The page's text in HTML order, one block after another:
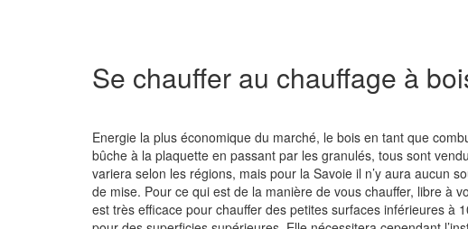
Se chauffer au chauffage à
Energie la plus économique du marché, le bois en tant que
bûche à la plaquette en passant par les granulés, tous sont
variera selon les régions, mais pour la Savoie il n’y aura aucun
de mise. Pour ce qui est de la manière de vous chauffer, libre à
est très efficace pour chauffer des petites surfaces inférieures à